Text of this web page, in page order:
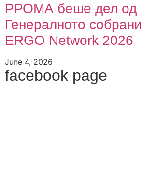
РРОМА беше дел од
Генералното
ERGO Network 2026
June 4, 2026
facebook page